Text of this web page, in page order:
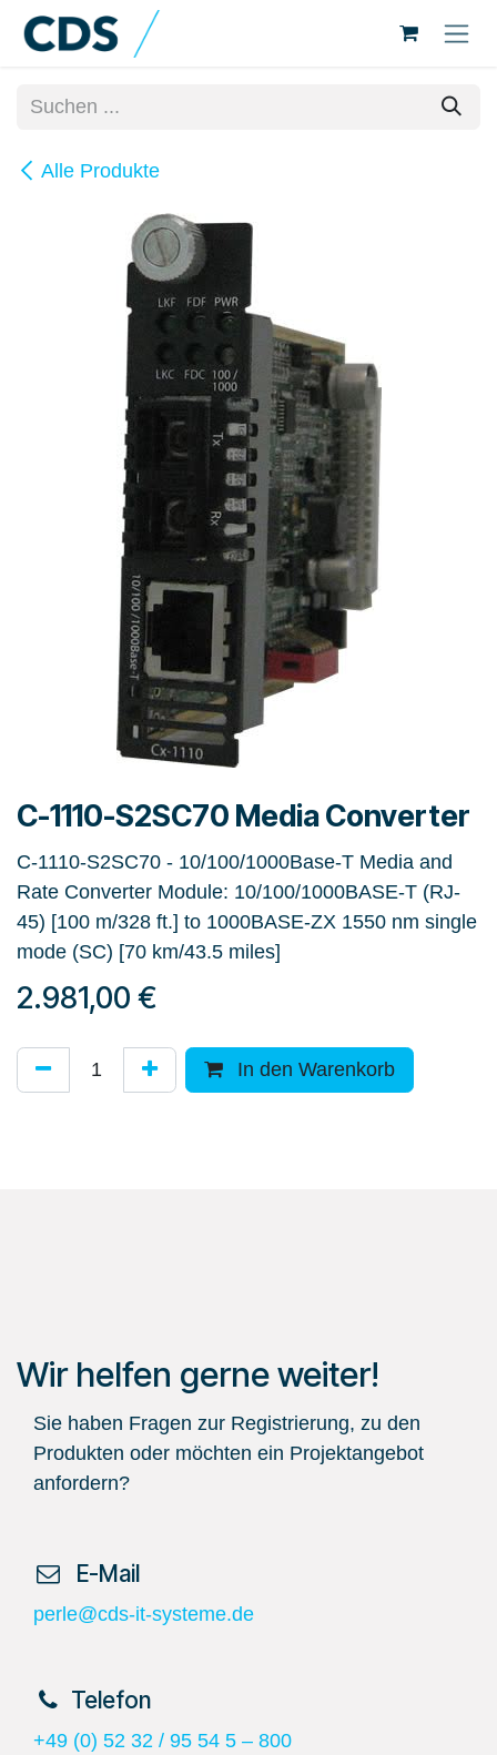
Zum Inhalt springen
Alle Produkte
C-1110-S2SC70 Media Converter
C-1110-S2SC70 - 10/100/1000Base-T Media and
Rate Converter Module: 10/100/1000BASE-T (RJ-
45) [100 m/328 ft.] to 1000BASE-ZX 1550 nm single
mode (SC) [70 km/43.5 miles]
2.981,00 €
In den Warenkorb
Wir helfen gerne weiter!
Sie haben Fragen zur Registrierung, zu den
Produkten oder möchten ein Projektangebot
anfordern?
​ E-Mail
perle@cds-it-systeme.de
​Telefon
+49 (0) 52 32 / 95 54 5 – 800